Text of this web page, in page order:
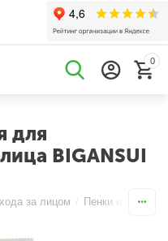
0
для
BIGANSUI
за лицом / Пенки и Мыло